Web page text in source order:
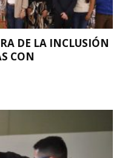
DE LA INCLUSIÓN
CON